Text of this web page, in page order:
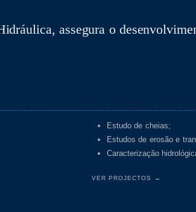
assegura o
Estudo de cheias;
Estudos de erosão e
Caracterização
VER PROJECTOS →